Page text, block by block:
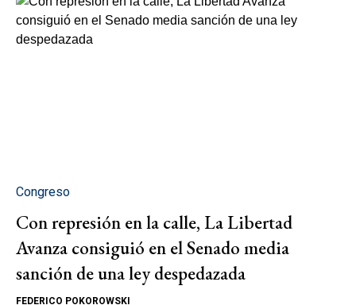
Congreso
Con represión en la calle, La Libertad
Avanza consiguió en el Senado media
sanción de una ley despedazada
FEDERICO POKOROWSKI